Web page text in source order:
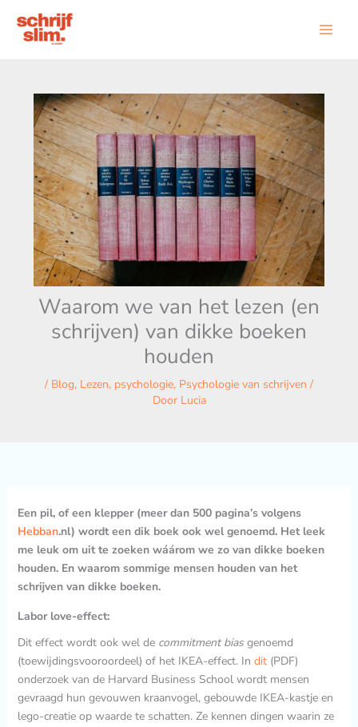
naar
Waarom we van het lezen (en
schrijven) van dikke boeken
houden
/ Blog, Lezen, psychologie, Psychologie van schrijven /
Door Lucia
Een pil, of een klepper (meer dan 500 pagina’s volgens
Hebban.nl) wordt een dik boek ook wel genoemd. Het leek
me leuk om uit te zoeken wáárom we zo van dikke boeken
houden. En waarom sommige mensen houden van het
schrijven van dikke boeken.
Labor love-effect:
Dit effect wordt ook wel de commitment biasgenoemd
(toewijdingsvooroordeel) of het IKEA-effect. In dit(PDF)
onderzoek van de Harvard Business School wordt mensen
gevraagd hun gevouwen kraanvogel, gebouwde IKEA-kastje en
lego-creatie op waarde te schatten. Ze kennen dingen waarin ze